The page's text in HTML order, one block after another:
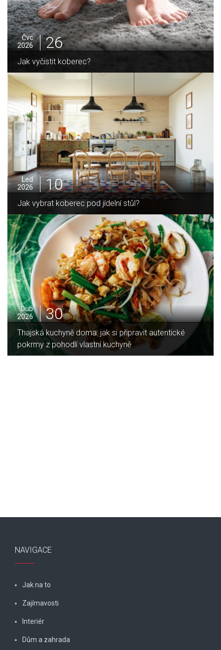
Čvc
2026
25
Jak sušit pomeranče a citrusy jednoduše
Pro
2025
05
Jak zvládnout vánoční úklid bez námahy
Led
2026
16
Jaký je rozdíl mezi indukční a sklokeramickou
deskou?
NAVIGACE
Jak na to
Zajímavosti
Interiér
Dům a zahrada